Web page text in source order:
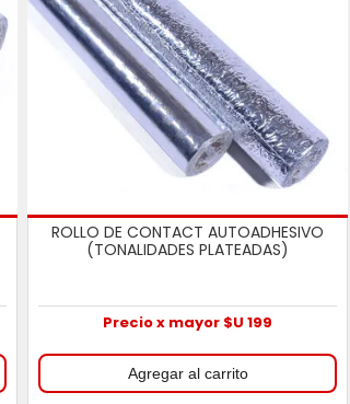
ROLLO DE CONTACT AUTOADHESIVO
(TONALIDADES PLATEADAS)
Precio x mayor $U 199